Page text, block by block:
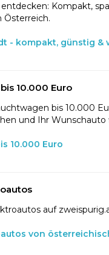
Kompakt,
Österreich.
- kompakt, günstig &
10.000 Euro
bis 10.000
und Ihr Wunschauto
10.000 Euro
auf
von